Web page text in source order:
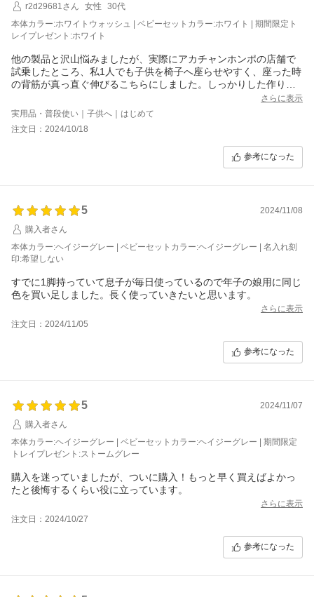
r2d29681さん
女性
30代
本体カラー:ホワイトウォッシュ | ベビーセットカラー:ホワイト | 期間限定ト
レイプレゼント:ホワイト
他の製品と沢山悩みましたが、実際にアカチャンホンポの店舗で
試乗したところ、私1人でも子供を椅子へ座らせやすく、座った時
の背筋が真っ直ぐ伸びるこちらにしました。しっかりした作りで
さらに表示
実用品・普段使い｜子供へ｜はじめて
注文日：2024/10/18
参考になった
5
2024/11/08
購入者さん
本体カラー:ヘイジーグレー | ベビーセットカラー:ヘイジーグレー | 名入れ刻
印:希望しない
すでに1脚持っていて息子が毎日使っているので年子の娘用に同じ
色を買い足しました。長く使っていきたいと思います。
さらに表示
注文日：2024/11/05
参考になった
5
2024/11/07
購入者さん
本体カラー:ヘイジーグレー | ベビーセットカラー:ヘイジーグレー | 期間限定
トレイプレゼント:ストームグレー
購入を迷っていましたが、ついに購入！もっと早く買えばよかっ
たと後悔するくらい役に立っています。
さらに表示
注文日：2024/10/27
参考になった